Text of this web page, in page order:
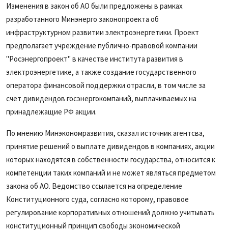
Изменения в закон об АО были предложены в рамках
разработанного Минэнерго законопроекта об
инфраструктурном развитии электроэнергетики. Проект
предполагает учреждение публично-правовой компании
"Росэнергопроект" в качестве института развития в
электроэнергетике, а также создание государственного
оператора финансовой поддержки отрасли, в том числе за
счет дивидендов госэнергокомпаний, выплачиваемых на
принадлежащие РФ акции.
По мнению Минэкономразвития, сказал источник агентсва,
принятие решений о выплате дивидендов в компаниях, акции
которых находятся в собственности государства, относится к
компетенции таких компаний и не может являться предметом
закона об АО. Ведомство ссылается на определение
Конституционного суда, согласно которому, правовое
регулирование корпоративных отношений должно учитывать
конституционный принцип свободы экономической